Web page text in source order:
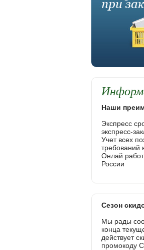
Наши
Экспресс
экспресс-
Учет всех
требований
Онлай
России
Сезон
Мы рады
конца
действует
промокоду